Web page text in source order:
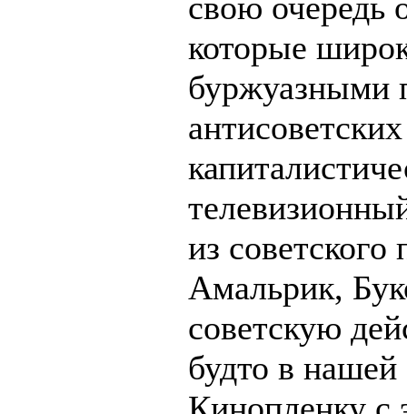
которые
буржуазными
из
Амальрик,
советскую
будто в нашей